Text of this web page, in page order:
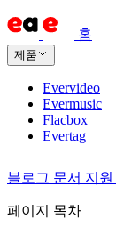
홈
제품
Evervideo
Evermusic
Flacbox
Evertag
블로그 문서 지원
페이지 목차